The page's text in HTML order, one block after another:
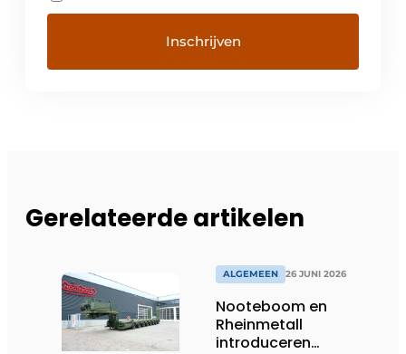
Gerelateerde artikelen
ALGEMEEN 26 JUNI 2026
Nooteboom en
Rheinmetall
introduceren